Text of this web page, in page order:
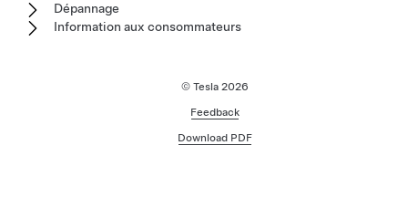
Dépannage
Information aux consommateurs
© Tesla 2026
Feedback
Download PDF